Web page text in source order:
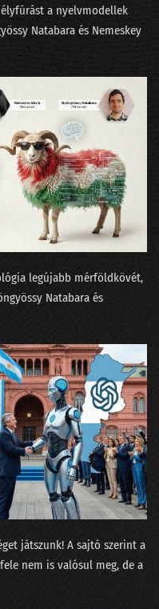
Unikornis Part felé
Gyuri tombol!
körül forog
218 - Claude, avagy az Anthropic alkotmányos költségei
az MI-re is lecsap
216 - A szerkesztőség a BusinessFesten téblábol
214 - Elveszi-e az MI a munkánk után az életünk értelmét is?
az LLM-et?
211 - A Nagy Párbaj: egymásnak eresztettük a Google-t és a Perplexityt
210 - Olajcsere nélkül a fekete doboz is tönremegy
209 - Tényleg a nagy nyelvi modell okozza majd a klímakatasztrófát?
és a ChatGPT
ChatGPT?
az élete
a nyelvmodellek
Natabara⁠⁠ és ⁠⁠Nemeskey
legújabb mérföldkövét,
Natabara⁠ és
játszunk! A sajtó szerint a
nem is valósul meg, de a